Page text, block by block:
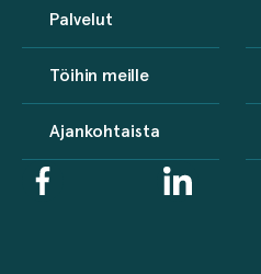
Palvelut
Töihin meille
Ajankohtaista